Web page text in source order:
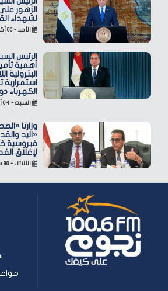
الزهور
لشهداء
الأحد - ٠٥ أكتوبر ٢٠٢٥
الرئيس
أهمية
البترولية
الكهرباء
السبت - ٠٤ أكتوبر ٢٠٢٥
وزارتا
«اليد
فيروسية
لإغلاق
الثلاثاء - ٣٠ سبتمبر ٢٠٢٥